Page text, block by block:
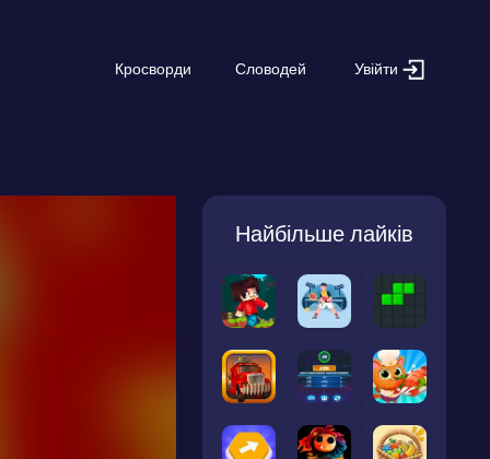
Кросворди Словодей Увійти
Найбільше лайків